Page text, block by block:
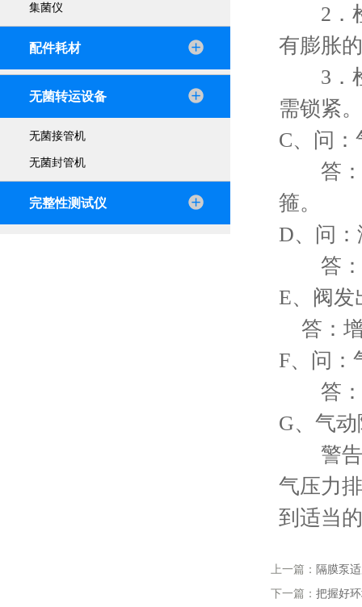
集菌仪
配件耗材
无菌转运设备
无菌接管机
无菌封管机
完整性测试仪
2．检
有膨胀
3．检
需锁
C、问
答：
箍。
D、问
答：
E、阀发
答：
F、问
答：
G、气
警告
气压力
到适当
上一篇： 隔膜泵
下一篇： 把握好